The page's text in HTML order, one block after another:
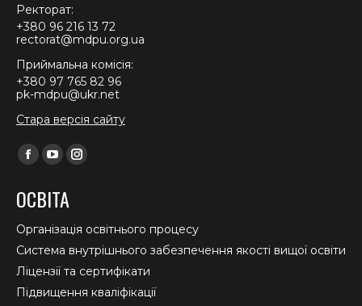
Ректорат:
+380 96 216 13 72
rectorat@mdpu.org.ua
Приймальна комісія:
+380 97 765 82 96
pk-mdpu@ukr.net
Стара версія сайту
Find us on:
Facebook
opens
in
new
window
YouTube
opens
in
new
window
Instagram
in
new
window
ОСВІТА
Організація освітнього процесу
Система внутрішнього забезпечення якості вищої освіти
Ліцензії та сертифікати
Підвищення кваліфікації